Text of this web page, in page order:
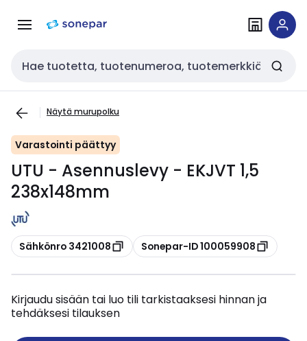
navigointiinsisältöön
Haku
Näytä murupolku
Varastointi päättyy
UTU - Asennuslevy - EKJVT 1,5
238x148mm
Kopioi
Sähkönro 3421008 Kopioi
Sonepar-ID 100059908
Kirjaudu sisään tai luo tili tarkistaaksesi hinnan ja
tehdäksesi tilauksen